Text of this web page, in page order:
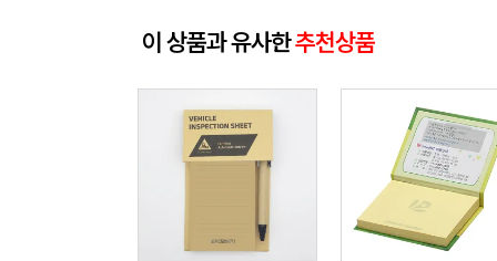
이 상품과 유사한추천상품